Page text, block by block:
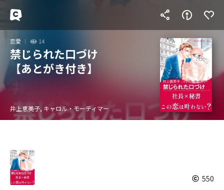
恋愛 14
禁じられた口づけ
【あとがき付き】
井上恵美子, キャロル・モーティマー
550